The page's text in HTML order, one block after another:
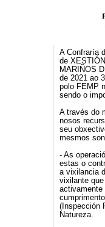
A Confraría
de
MARIÑOS
de 2021 ao
polo FEMP
sendo o
A través do
nosos
seu
mesmos
- As
estas o
a vixilancia
vixilante
activamente
(Inspección
Natureza.